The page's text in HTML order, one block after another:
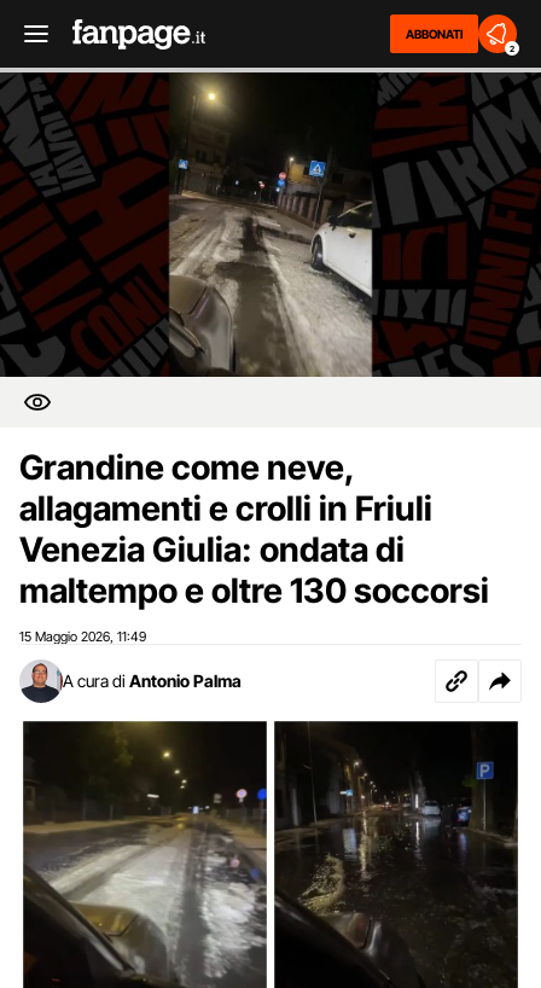
ABBONATI
2
Grandine come neve,
allagamenti e crolli in Friuli
Venezia Giulia: ondata di
maltempo e oltre 130 soccorsi
15 Maggio 2026 11:49
A cura di Antonio Palma